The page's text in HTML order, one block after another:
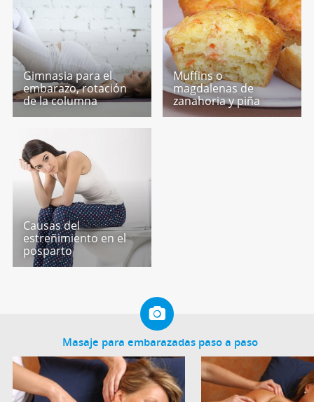
Gimnasia para el
embarazo, rotación
de la columna
Muffins o
magdalenas de
zanahoria y piña
Causas del
estreñimiento en el
posparto
Masaje para embarazadas paso a paso